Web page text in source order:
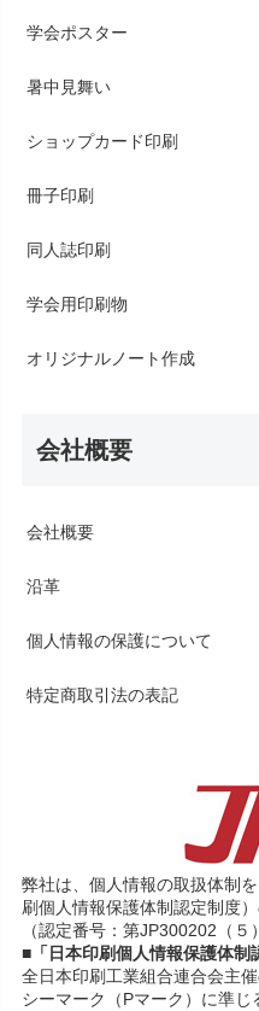
学会ポスター
暑中見舞い
ショップカード印刷
冊子印刷
同人誌印刷
学会用印刷物
オリジナルノート作成
会社概要
会社概要
沿革
個人情報の保護について
特定商取引法の表記
弊社は、個人情報の取扱体制
刷個人情報保護体制認定制度
（認定番号：第JP300202（５
■「日本印刷個人情報保護体制
全日本印刷工業組合連合会主
シーマーク（Pマーク）に準